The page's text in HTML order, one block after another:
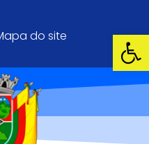
Abrir
do site